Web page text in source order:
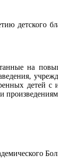
детского
на
детей